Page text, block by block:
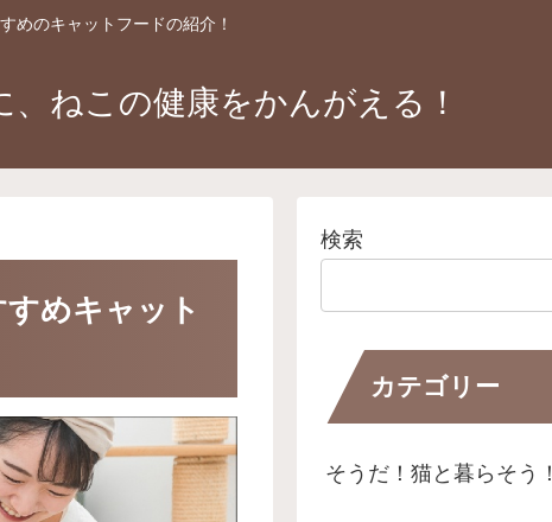
めのキャットフードの紹介！
ねこの健康をかんがえる！
めキャット
検索
カテゴリー
そうだ！猫と暮らそう！